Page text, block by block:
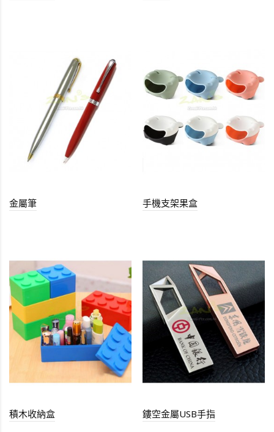
金屬筆 手機支架果盒
積木收納盒 鏤空金屬USB手指